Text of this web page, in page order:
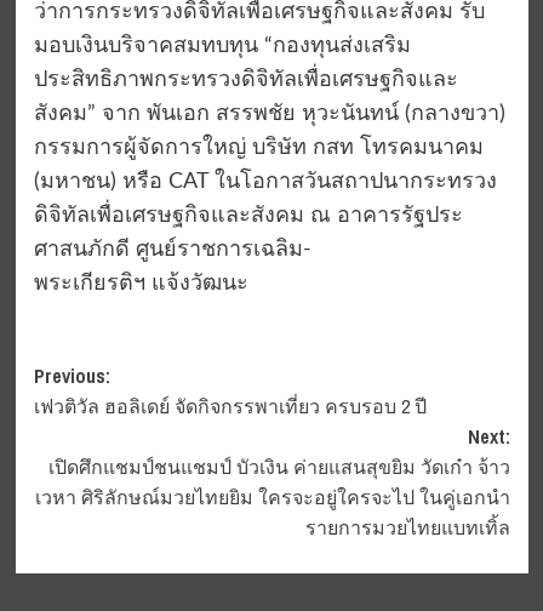
ว่าการกระทรวงดิจิทัลเพื่อเศรษฐกิจและสังคม รับ
มอบเงินบริจาคสมทบทุน “กองทุนส่งเสริม
ประสิทธิภาพกระทรวงดิจิทัลเพื่อเศรษฐกิจและ
สังคม” จาก พันเอก สรรพชัย หุวะนันทน์ (กลางขวา)
กรรมการผู้จัดการใหญ่ บริษัท กสท โทรคมนาคม
(มหาชน) หรือ CAT ในโอกาสวันสถาปนากระทรวง
ดิจิทัลเพื่อเศรษฐกิจและสังคม ณ อาคารรัฐประ
ศาสนภักดี ศูนย์ราชการเฉลิม-
พระเกียรติฯ แจ้งวัฒนะ
Post
navigation
Previous:
เฟวติวัล ฮอลิเดย์ จัดกิจกรรพาเที่ยว ครบรอบ 2 ปี
Next:
เปิดศึกแชมป์ชนแชมป์ บัวเงิน ค่ายแสนสุขยิม วัดเก๋า จ้าว
เวหา ศิริลักษณ์มวยไทยยิม ใครจะอยู่ใครจะไป ในคู่เอกนำ
รายการมวยไทยแบทเทิ้ล